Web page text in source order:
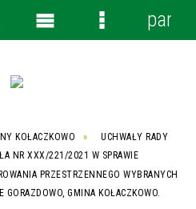
KOŁACZKOWO
UCHWAŁY RADY
NR XXX/221/2021 W SPRAWIE
PRZESTRZENNEGO WYBRANYCH
GMINA KOŁACZKOWO.
Menu
Menu
panel